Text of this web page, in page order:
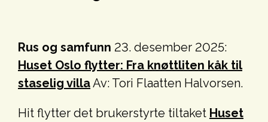
Rus og samfunn 23. desember 2025:
Huset Oslo flytter: Fra knøttliten kåk til
staselig villaAv: Tori Flaatten Halvorsen.
Hit flytter det brukerstyrte tiltaket Huset